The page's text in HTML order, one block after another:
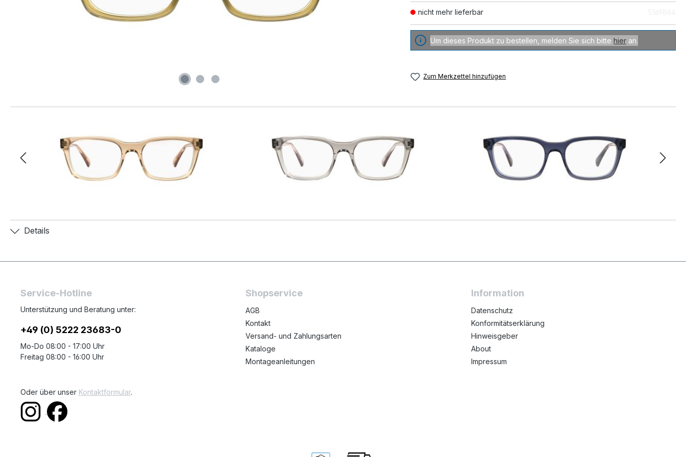
nicht mehr lieferbar
Um dieses Produkt zu bestellen, melden Sie sich bitte hier an.
Zum Merkzettel hinzufügen
Details
Service-Hotline
Unterstützung und Beratung unter:
+49 (0) 5222 23683-0
Mo-Do 08:00 - 17:00 Uhr
Freitag 08:00 - 16:00 Uhr
Oder über unser Kontaktformular.
Shopservice
AGB
Kontakt
Versand- und Zahlungsarten
Kataloge
Montageanleitungen
Information
Datenschutz
Konformitätserklärung
Hinweisgeber
About
Impressum